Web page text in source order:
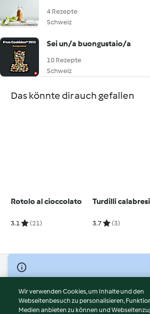
4 Rezepte
Schweiz
Sei un/a buongustaio/a
10 Rezepte
Schweiz
Das könnte dir auch gefallen
Rotolo al cioccolato
3.1 (21)
Turdilli calabresi
3.7 (3)
© Copyright 2026
Nutzungsbedingungen
Datenschutzrichtlinien
Wir verwenden Cookies, um Inhalte und den
Webseitenbesuch zu personalisieren,
Medien anbieten zu können und